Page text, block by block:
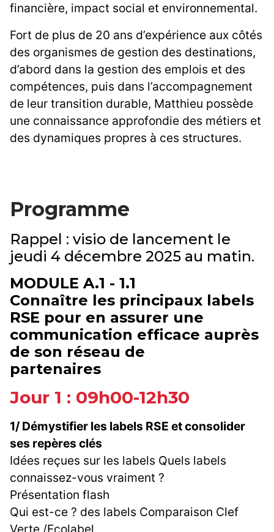
financière, impact social et environnemental.
Fort de plus de 20 ans d’expérience aux côtés
des organismes de gestion des destinations,
d’abord dans la gestion des emplois et des
compétences, puis dans l’accompagnement
de leur transition durable, Matthieu possède
une connaissance approfondie des métiers et
des dynamiques propres à ces structures.
Programme
Rappel : visio de lancement le
jeudi 4 décembre 2025 au matin.
MODULE A.1 - 1.1
Connaître les principaux labels
RSE pour en assurer une
communication efficace auprès
de son réseau de
partenaires
Jour 1 : 09h00-12h30
1/ Démystifier les labels RSE et consolider
ses repères clés
Idées reçues sur les labels Quels labels
connaissez-vous vraiment ?
Présentation flash
Qui est-ce ? des labels Comparaison Clef